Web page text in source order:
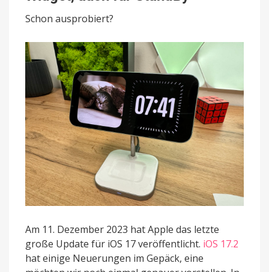
neues
auch
für
StandBy
Schon ausprobiert?
Am 11. Dezember 2023 hat Apple das letzte
große Update für iOS 17 veröffentlicht. iOS 17.2
hat einige Neuerungen im Gepäck, eine